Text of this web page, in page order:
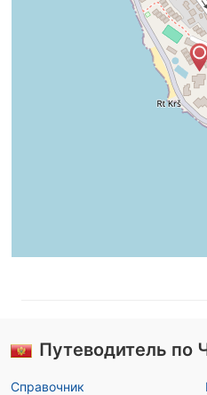
Путеводитель по
Справочник